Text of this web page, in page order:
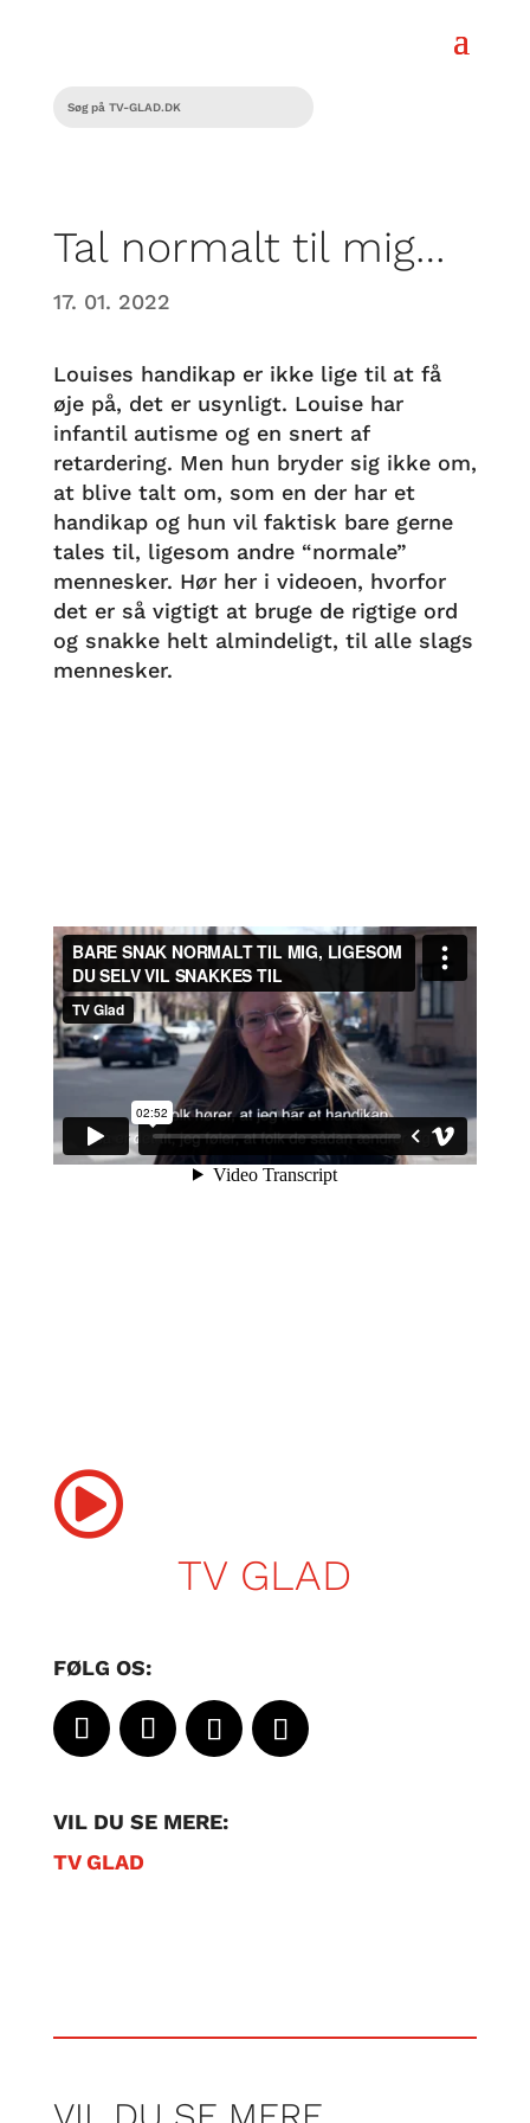
Tal normalt til mig…
17. 01. 2022
Louises handikap er ikke lige til at få
øje på, det er usynligt. Louise har
infantil autisme og en snert af
retardering. Men hun bryder sig ikke om,
at blive talt om, som en der har et
handikap og hun vil faktisk bare gerne
tales til, ligesom andre “normale”
mennesker. Hør her i videoen, hvorfor
det er så vigtigt at bruge de rigtige ord
og snakke helt almindeligt, til alle slags
mennesker.

TV GLAD
FØLG OS:
VIL DU SE MERE:
TV GLAD